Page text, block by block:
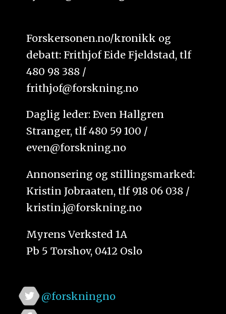
Forskersonen.no/kronikk og
debatt: Frithjof Eide Fjeldstad, tlf
480 98 388 /
frithjof@forskning.no
Daglig leder: Even Hallgren
Stranger, tlf 480 59 100 /
even@forskning.no
Annonsering og stillingsmarked:
Kristin Jobraaten, tlf 918 06 038 /
kristin.j@forskning.no
Myrens Verksted 1A
Pb 5 Torshov, 0412 Oslo
@forskningno